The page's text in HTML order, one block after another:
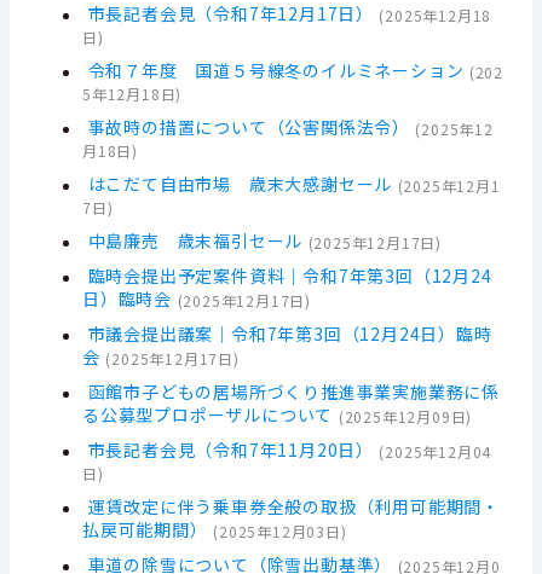
市長記者会見（令和7年12月17日） (2025年12月18
日)
令和７年度 国道５号線冬のイルミネーション (202
5年12月18日)
事故時の措置について（公害関係法令） (2025年12
月18日)
はこだて自由市場 歳末大感謝セール (2025年12月1
7日)
中島廉売 歳末福引セール (2025年12月17日)
臨時会提出予定案件資料｜令和7年第3回（12月24
日）臨時会 (2025年12月17日)
市議会提出議案｜令和7年第3回（12月24日）臨時
会 (2025年12月17日)
函館市子どもの居場所づくり推進事業実施業務に係
る公募型プロポーザルについて (2025年12月09日)
市長記者会見（令和7年11月20日） (2025年12月04
日)
運賃改定に伴う乗車券全般の取扱（利用可能期間・
払戻可能期間）
(2025年12月03日)
車道の除雪について（除雪出動基準） (2025年12月0